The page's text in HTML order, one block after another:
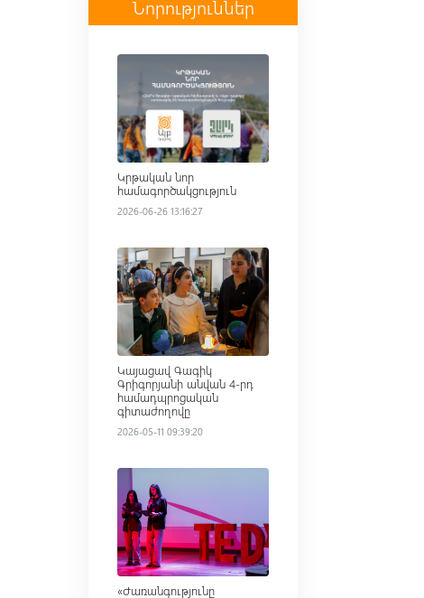
Նորություններ
Կրթական նոր
համագործակցություն
2026-06-26 13:16:27
Read more
Կայացավ Գագիկ
Գրիգորյանի անվան 4-րդ
համադպրոցական
գիտաժողովը
2026-05-11 09:39:20
Read more
«Ժառանգությունը